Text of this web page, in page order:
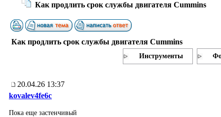
Как продлить срок службы двигателя Cummins
Как продлить срок службы двигателя Cummins
Инструменты
20.04.26 13:37
kovalev4fe6c
Пока еще застенчивый